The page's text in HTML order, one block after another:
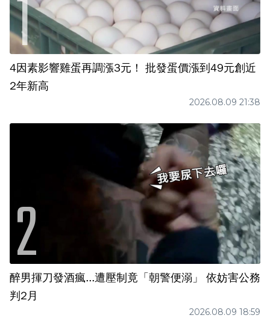
4因素影響雞蛋再調漲3元！ 批發蛋價漲到49元創近
2年新高
2026.08.09 21:38
醉男揮刀發酒瘋...遭壓制竟「朝警便溺」 依妨害公務
判2月
2026.08.09 18:59